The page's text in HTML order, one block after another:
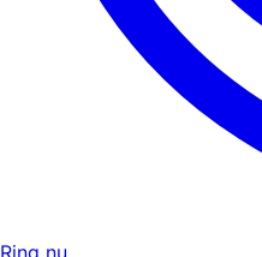
Ring nu